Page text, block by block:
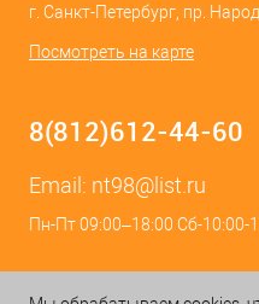
г. Санкт-Петербург, пр.
Посмотреть на карте
8(812)612-44-60
Email: nt98@list.ru
Пн-Пт 09:00–18:00 Сб-10:00-